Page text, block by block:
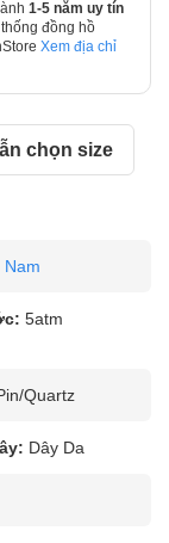
1-5 năm uy tín
đồng hồ
Xem địa chỉ
chọn size
Nam
5atm
Quartz
Dây Da